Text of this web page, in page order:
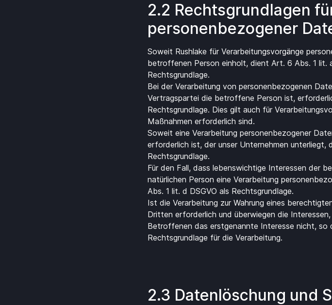
2.2 Rechtsgrundlagen
personenbezogener
Soweit Rushlake für Verarbeitungsvorgänge
betroffenen Person einholt, dient Art. 6 Abs. 1 lit.
Rechtsgrundlage.
Bei der Verarbeitung von personenbezogenen
Vertragspartei die betroffene Person ist,
Rechtsgrundlage. Dies gilt auch für
Maßnahmen erforderlich sind.
Soweit eine Verarbeitung personenbezogener
erforderlich ist, der unser Unternehmen unterliegt,
Rechtsgrundlage.
Für den Fall, dass lebenswichtige Interessen der
natürlichen Person eine Verarbeitung
Abs. 1 lit. d DSGVO als Rechtsgrundlage.
Ist die Verarbeitung zur Wahrung eines
Dritten erforderlich und überwiegen die
Betroffenen das erstgenannte Interesse nicht, so
Rechtsgrundlage für die Verarbeitung.
2.3 Datenlöschung und